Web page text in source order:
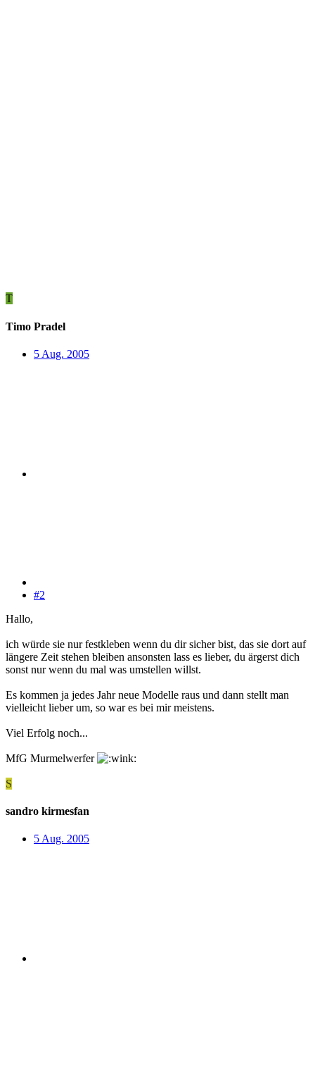
T
Timo Pradel
5 Aug. 2005
#2
Hallo,
ich würde sie nur festkleben wenn du dir sicher bist, das sie dort auf
längere Zeit stehen bleiben ansonsten lass es lieber, du ärgerst dich
sonst nur wenn du mal was umstellen willst.
Es kommen ja jedes Jahr neue Modelle raus und dann stellt man
vielleicht lieber um, so war es bei mir meistens.
Viel Erfolg noch...
MfG Murmelwerfer
S
sandro kirmesfan
5 Aug. 2005